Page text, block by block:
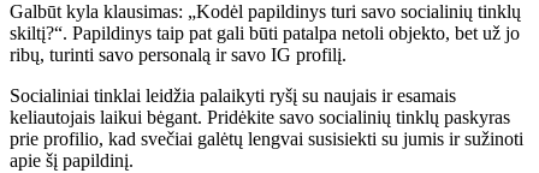
Galbūt kyla klausimas: „Kodėl papildinys turi savo socialinių tinklų
skiltį?“. Papildinys taip pat gali būti patalpa netoli objekto, bet už jo
ribų, turinti savo personalą ir savo IG profilį.
Socialiniai tinklai leidžia palaikyti ryšį su naujais ir esamais
keliautojais laikui bėgant. Pridėkite savo socialinių tinklų paskyras
prie profilio, kad svečiai galėtų lengvai susisiekti su jumis ir sužinoti
apie šį papildinį.